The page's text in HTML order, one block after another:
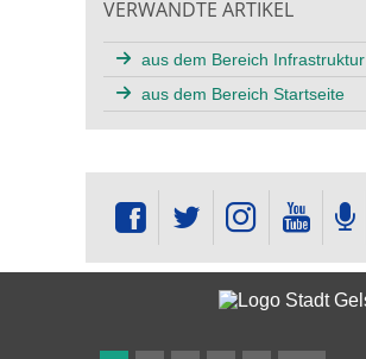
VERWANDTE ARTIKEL
aus dem Bereich Infrastruktur
aus dem Bereich Startseite